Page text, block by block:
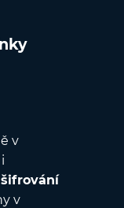
v
šifrování
v